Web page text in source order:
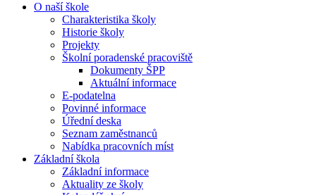
O naší škole
Charakteristika školy
Historie školy
Projekty
Školní poradenské pracoviště
Dokumenty ŠPP
Aktuální informace
E-podatelna
Povinné informace
Úřední deska
Seznam zaměstnanců
Nabídka pracovních míst
Základní škola
Základní informace
Aktuality ze školy